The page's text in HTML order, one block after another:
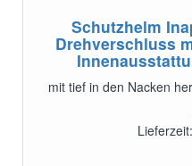
Schutzhelm
Drehverschluss
mit tief in den Nacken